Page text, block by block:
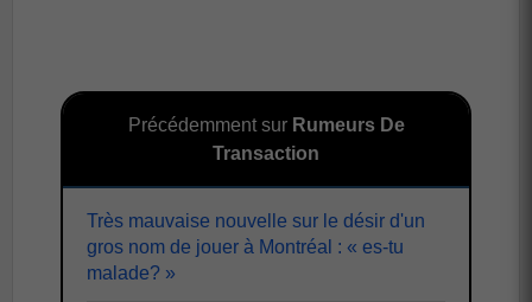
Précédemment sur Rumeurs De
Transaction
Très mauvaise nouvelle sur le désir d'un
gros nom de jouer à Montréal : « es-tu
malade? »